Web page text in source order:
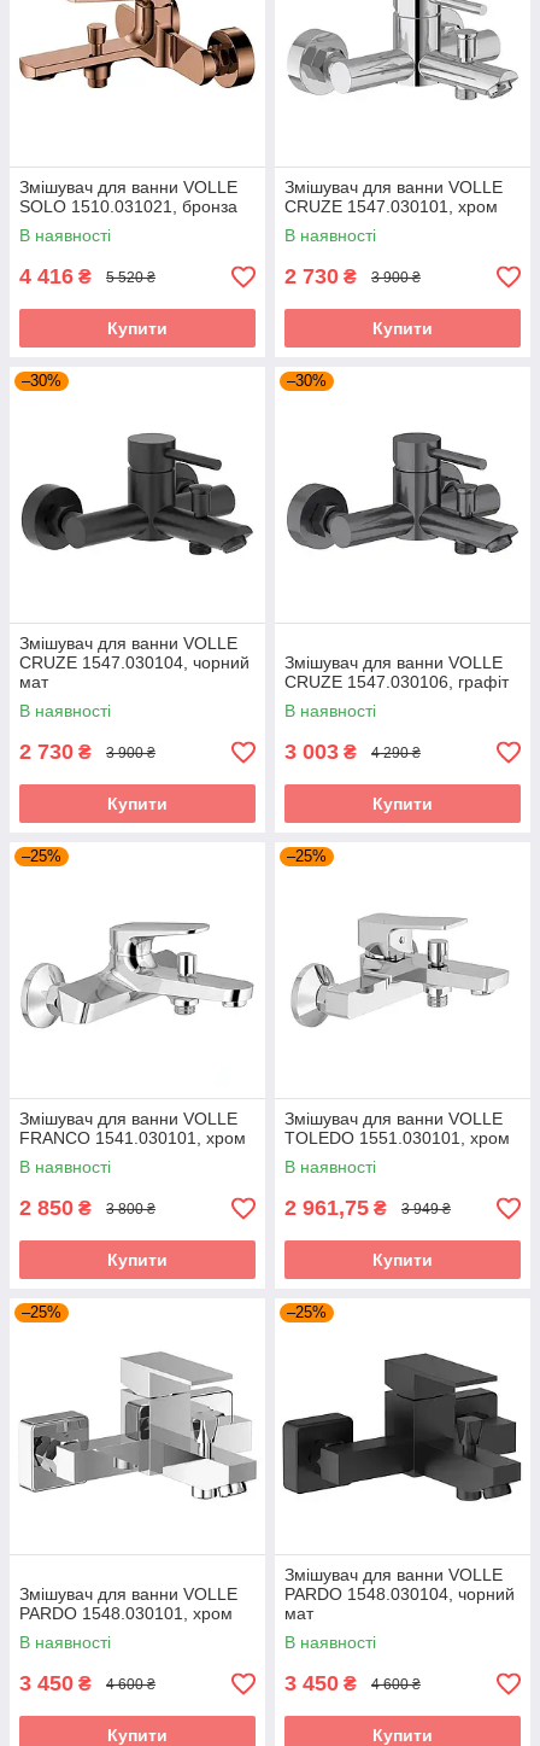
Змішувач для ванни VOLLE
SOLO 1510.031021, бронза
В наявності
4 416 ₴ 5 520 ₴
Купити
Змішувач для ванни VOLLE
CRUZE 1547.030101, хром
В наявності
2 730 ₴ 3 900 ₴
Купити
–30%
Змішувач для ванни VOLLE
CRUZE 1547.030104, чорний
мат
В наявності
2 730 ₴ 3 900 ₴
Купити
–30%
Змішувач для ванни VOLLE
CRUZE 1547.030106, графіт
В наявності
3 003 ₴ 4 290 ₴
Купити
–25%
Змішувач для ванни VOLLE
FRANCO 1541.030101, хром
В наявності
2 850 ₴ 3 800 ₴
Купити
–25%
Змішувач для ванни VOLLE
TOLEDO 1551.030101, хром
В наявності
2 961,75 ₴ 3 949 ₴
Купити
–25%
Змішувач для ванни VOLLE
PARDO 1548.030101, хром
В наявності
3 450 ₴ 4 600 ₴
Купити
–25%
Змішувач для ванни VOLLE
PARDO 1548.030104, чорний
мат
В наявності
3 450 ₴ 4 600 ₴
Купити